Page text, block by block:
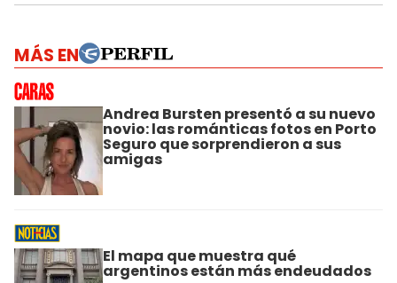
MÁS EN
Andrea Bursten presentó a su nuevo
novio: las románticas fotos en Porto
Seguro que sorprendieron a sus
amigas
El mapa que muestra qué
argentinos están más endeudados